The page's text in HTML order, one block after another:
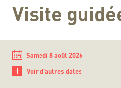
Visite
Samedi 8 août 2026
+ Voir d'autres dates